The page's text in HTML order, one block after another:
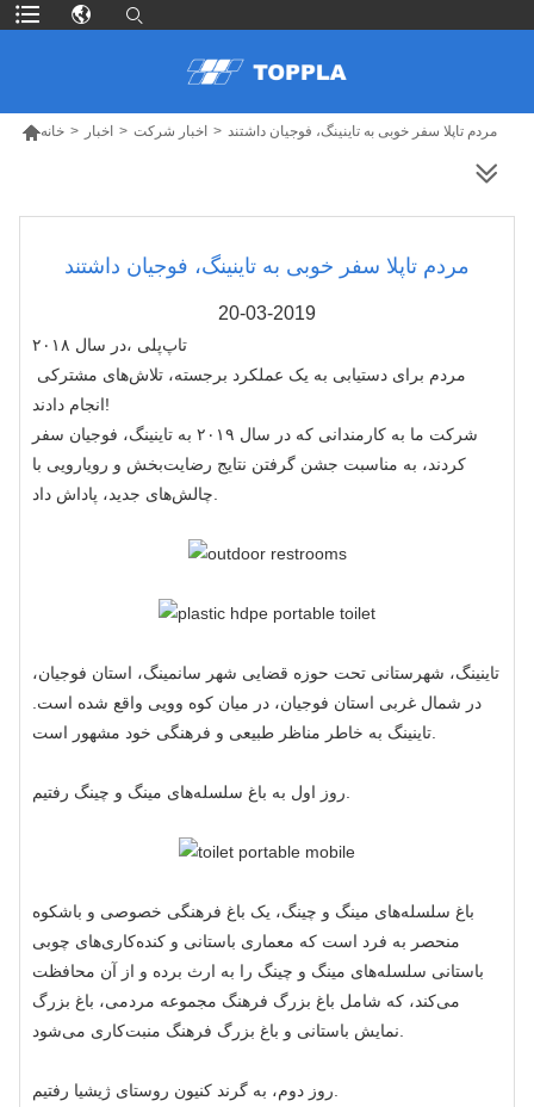
خانه > اخبار > اخبار شرکت > مردم تاپلا سفر خوبی به تاینینگ، فوجیان داشتند
مردم تاپلا سفر خوبی به تاینینگ، فوجیان داشتند
20-03-2019
در سال ۲۰۱۸، تاپ‌پلی
انجام دادند!
شرکت ما به کارمندانی که در سال ۲۰۱۹ به تاینینگ، فوجیان سفر
کردند، به مناسبت جشن گرفتن نتایج رضایت‌بخش و رویارویی با
تاینینگ، شهرستانی تحت حوزه قضایی شهر سانمینگ، استان فوجیان،
در شمال غربی استان فوجیان، در میان کوه وویی واقع شده است.
باغ سلسله‌های مینگ و چینگ، یک باغ فرهنگی خصوصی و باشکوه
منحصر به فرد است که معماری باستانی و کنده‌کاری‌های چوبی
باستانی سلسله‌های مینگ و چینگ را به ارث برده و از آن محافظت
می‌کند، که شامل باغ بزرگ فرهنگ مجموعه مردمی، باغ بزرگ